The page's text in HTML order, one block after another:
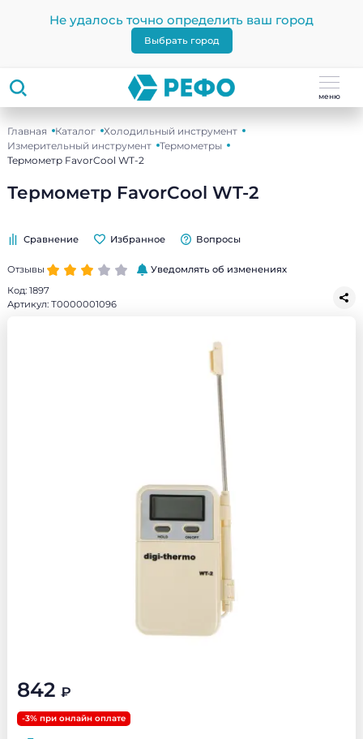
Не удалось точно определить ваш город
Выбрать город
меню
Главная Каталог
Холодильный инструмент
Измерительный инструмент
Термометры
Термометр FavorCool WT-2
Термометр FavorCool WT-2
Сравнение Избранное Вопросы
Отзывы
Уведомлять об изменениях
Код: 1897
Артикул: Т0000001096
842 ₽
-3% при онлайн оплате